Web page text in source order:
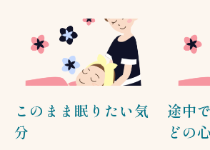
ね。 それでもリラッ
クスできたと言ってい
ただき、ありがたき幸
せにございます。
体の
され
か。
いま
様）
トメ
トメント100分コース
【スタッフからのお返
事】 ありがとうござ
く眠っていただけまし
たでしょうか？ その
ださ
なリ
けで
のが
た。 今回はMIXにし
このまま眠りたい気
分
途中
どの